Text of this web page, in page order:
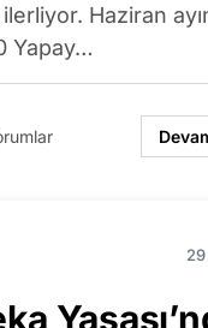
Haziran
Yapay…